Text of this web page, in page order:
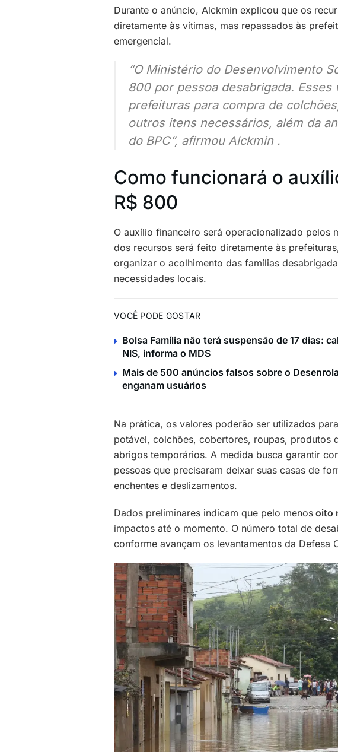
Durante o anúncio, Alckmin explicou que os
diretamente às vítimas, mas repassados às
emergencial.
“O Ministério do Desenvolvimento
800 por pessoa desabrigada.
prefeituras para compra de
outros itens necessários, além da
do BPC”, afirmou Alckmin .
Como funcionará o
R$ 800
O auxílio financeiro será operacionalizado pelos
dos recursos será feito diretamente às
organizar o acolhimento das famílias
necessidades locais.
VOCÊ PODE GOSTAR
Bolsa Família não terá suspensão de 17 dias:
NIS, informa o MDS
Mais de 500 anúncios falsos sobre o
enganam usuários
Na prática, os valores poderão ser utilizados
potável, colchões, cobertores, roupas, produtos
abrigos temporários. A medida busca garantir
pessoas que precisaram deixar suas casas de
enchentes e deslizamentos.
Dados preliminares indicam que pelo menos oito
impactos até o momento. O número total de
conforme avançam os levantamentos da Defesa